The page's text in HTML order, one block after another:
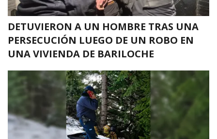
DETUVIERON A UN HOMBRE TRAS UNA
PERSECUCIÓN LUEGO DE UN ROBO EN
UNA VIVIENDA DE BARILOCHE